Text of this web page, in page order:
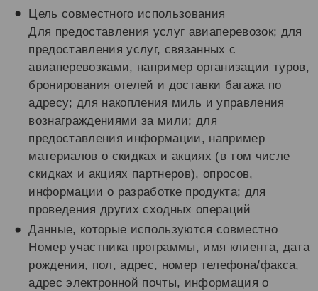
Цель совместного использования
Для предоставления услуг авиаперевозок; для
предоставления услуг, связанных с
авиаперевозками, например организации туров,
бронирования отелей и доставки багажа по
адресу; для накопления миль и управления
вознаграждениями за мили; для
предоставления информации, например
материалов о скидках и акциях (в том числе
скидках и акциях партнеров), опросов,
информации о разработке продукта; для
проведения других сходных операций
Данные, которые используются совместно
Номер участника программы, имя клиента, дата
рождения, пол, адрес, номер телефона/факса,
адрес электронной почты, информация о